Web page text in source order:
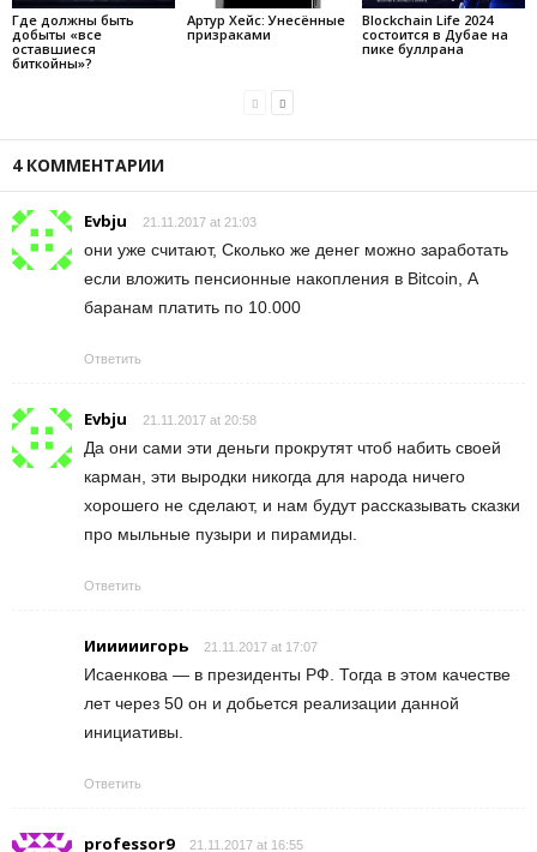
Где должны быть
добыты «все
оставшиеся
биткойны»?
Артур Хейс: Унесённые
призраками
Blockchain Life 2024
состоится в Дубае на
пике буллрана
4 КОММЕНТАРИИ
Evbju 21.11.2017 at 21:03
они уже считают, Сколько же денег можно заработать
если вложить пенсионные накопления в Bitcoin, А
баранам платить по 10.000
Ответить
Evbju 21.11.2017 at 20:58
Да они сами эти деньги прокрутят чтоб набить своей
карман, эти выродки никогда для народа ничего
хорошего не сделают, и нам будут рассказывать сказки
про мыльные пузыри и пирамиды.
Ответить
Иииииигорь 21.11.2017 at 17:07
Исаенкова — в президенты РФ. Тогда в этом качестве
лет через 50 он и добьется реализации данной
инициативы.
Ответить
professor9 21.11.2017 at 16:55